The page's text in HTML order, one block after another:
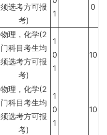
须选考方可报
考)
1
0
物理，化学(2
门科目考生均
须选考方可报
考)
1
0
1
10
物理，化学(2
门科目考生均
须选考方可报
考)
1
0
1
10